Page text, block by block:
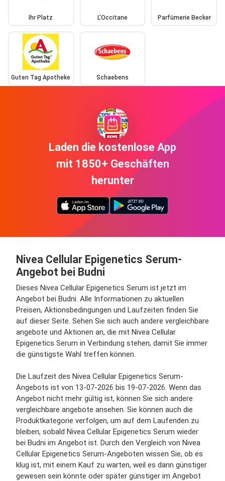
Ihr Platz L'Occitane Parfümerie Becker
Guten Tag Apotheke Schaebens
Laden die kostenlose App
mit 1850+ Geschäften
herunter
Nivea Cellular Epigenetics Serum-
Angebot bei Budni
Dieses Nivea Cellular Epigenetics Serum ist jetzt im
Angebot bei Budni. Alle Informationen zu aktuellen
Preisen, Aktionsbedingungen und Laufzeiten finden Sie
auf dieser Seite. Sehen Sie sich auch andere vergleichbare
angebote und Aktionen an, die mit Nivea Cellular
Epigenetics Serum in Verbindung stehen, damit Sie immer
die günstigste Wahl treffen können.
Die Laufzeit des Nivea Cellular Epigenetics Serum-
Angebots ist von 13-07-2026 bis 19-07-2026. Wenn das
Angebot nicht mehr gültig ist, können Sie sich andere
vergleichbare angebote ansehen. Sie können auch die
Produktkategorie verfolgen, um auf dem Laufenden zu
bleiben, sobald Nivea Cellular Epigenetics Serum wieder
bei Budni im Angebot ist. Durch den Vergleich von Nivea
Cellular Epigenetics Serum-Angeboten wissen Sie, ob es
klug ist, mit einem Kauf zu warten, weil es dann günstiger
gewesen sein könnte oder später günstiger im Angebot